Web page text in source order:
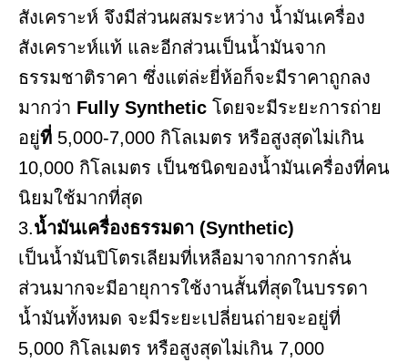
สังเคราะห์ จึงมีส่วนผสมระหว่าง น้ำมันเครื่อง
สังเคราะห์แท้ และอีกส่วนเป็นน้ำมันจาก
ธรรมชาติราคา ซึ่งแต่ล่ะยี่ห้อก็จะมีราคาถูกลง
มากว่า Fully Synthetic โดยจะมีระยะการถ่าย
อยู่ที่ 5,000-7,000 กิโลเมตร หรือสูงสุดไม่เกิน
10,000 กิโลเมตร เป็นชนิดของน้ำมันเครื่องที่คน
นิยมใช้มากที่สุด
3.น้ำมันเครื่องธรรมดา (Synthetic)
เป็นน้ำมันปิโตรเลียมที่เหลือมาจากการกลั่น
ส่วนมากจะมีอายุการใช้งานสั้นที่สุดในบรรดา
น้ำมันทั้งหมด จะมีระยะเปลี่ยนถ่ายจะอยู่ที่
5,000 กิโลเมตร หรือสูงสุดไม่เกิน 7,000